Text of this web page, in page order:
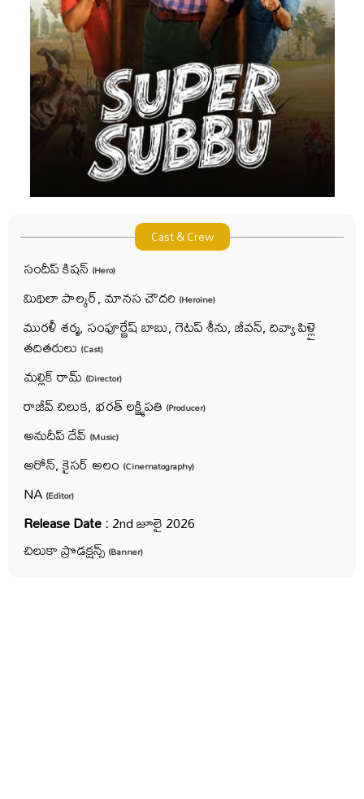
Cast & Crew
సందీప్ కిష‌న్‌ (Hero)
మిథిలా పాల్క‌ర్‌, మాన‌స చౌద‌రి (Heroine)
ముర‌ళీ శ‌ర్మ‌, సంపూర్ణేష్ బాబు, గెట‌ప్ శీను, జీవ‌న్‌, దివ్యా పిళ్లై
త‌దిత‌రులు (Cast)
మ‌ల్లిక్ రామ్‌ (Director)
రాజీవ్ చిలుక‌, భ‌ర‌త్ ల‌క్ష్మిప‌తి (Producer)
అనుదీప్ దేవ్‌ (Music)
అరోన్‌, కైస‌ర్ అలం (Cinematography)
NA (Editor)
Release Date :2nd జూలై 2026
చిలుకా ప్రొడ‌క్ష‌న్స్‌ (Banner)